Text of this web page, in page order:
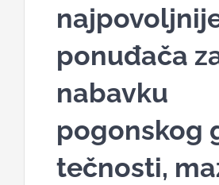
ponuđača
nabavku
pogonskog
tečnosti,